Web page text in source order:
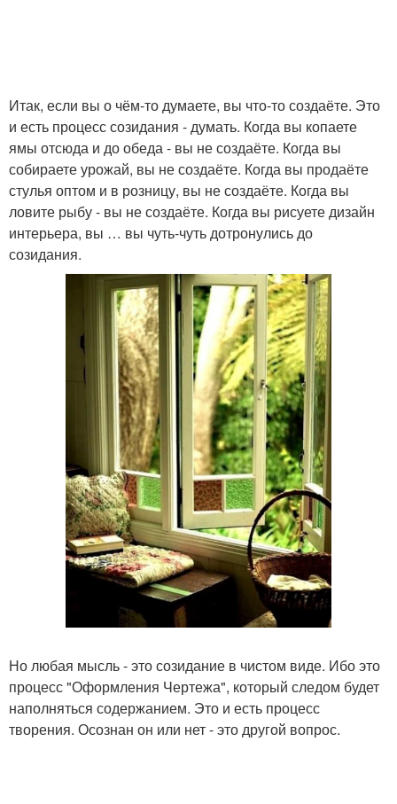
Итак, если вы о чём-то думаете, вы что-то создаёте. Это
и есть процесс созидания - думать. Когда вы копаете
ямы отсюда и до обеда - вы не создаёте. Когда вы
собираете урожай, вы не создаёте. Когда вы продаёте
стулья оптом и в розницу, вы не создаёте. Когда вы
ловите рыбу - вы не создаёте. Когда вы рисуете дизайн
интерьера, вы … вы чуть-чуть дотронулись до
созидания.
Но любая мысль - это созидание в чистом виде. Ибо это
процесс "Оформления Чертежа", который следом будет
наполняться содержанием. Это и есть процесс
творения. Осознан он или нет - это другой вопрос.